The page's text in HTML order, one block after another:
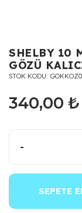
SHELBY 10
GÖZÜ
STOK KODU
340,00 ₺
-
SEPETE